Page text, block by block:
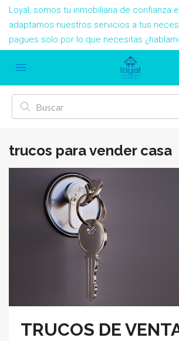
Loyal, somos tu inmobiliaria de confianza
adaptamos nuestros servicios a tus
pagues solo por lo que necesitas
trucos para vender casa
TRUCOS DE